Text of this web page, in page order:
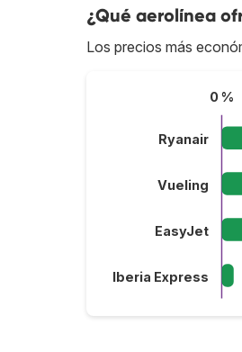
¿Qué aerolínea
Los precios más
0 %
Ryanair
Vueling
EasyJet
Iberia Express